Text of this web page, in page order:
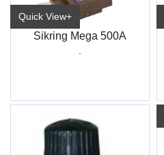
Quick View+
Sikring Mega 500A
.